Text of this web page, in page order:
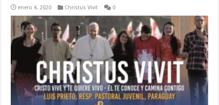
enero 4, 2020 Christus Vivit 0